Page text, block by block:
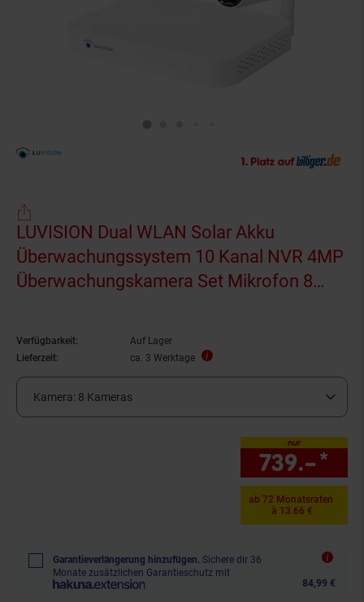
LUVISION Dual WLAN Solar Akku
Überwachungssystem 10 Kanal NVR 4MP
Überwachungskamera Set Mikrofon 8
Verfügbarkeit:
Auf Lager
Lieferzeit:
ca. 3 Werktage
Kamera: 8 Kameras
nur
739.–*
ab 72 Monatsraten
à 13.66 €
Garantieverlängerung hinzufügen. Sichere dir 36
Monate zusätzlichen Garantieschutz mit
84,99 €